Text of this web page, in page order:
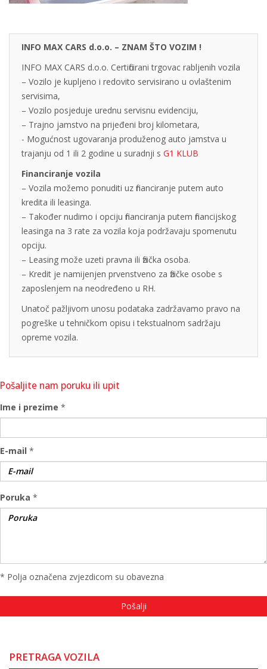
INFO MAX CARS d.o.o. – ZNAM ŠTO VOZIM !
INFO MAX CARS d.o.o. Certificirani trgovac rabljenih vozila
– Vozilo je kupljeno i redovito servisirano u ovlaštenim
servisima,
– Vozilo posjeduje urednu servisnu evidenciju,
– Trajno jamstvo na prijeđeni broj kilometara,
- Mogućnost ugovaranja produženog auto jamstva u
trajanju od 1 ili 2 godine u suradnji s G1 KLUB
Financiranje vozila
– Vozila možemo ponuditi uz financiranje putem auto
kredita ili leasinga.
– Također nudimo i opciju financiranja putem financijskog
leasinga na 3 rate za vozila koja podržavaju spomenutu
opciju.
– Leasing može uzeti pravna ili fizička osoba.
– Kredit je namijenjen prvenstveno za fizičke osobe s
zaposlenjem na neodređeno u RH.
Unatoč pažljivom unosu podataka zadržavamo pravo na
pogreške u tehničkom opisu i tekstualnom sadržaju
opreme vozila.
Pošaljite nam poruku ili upit
Ime i prezime *
E-mail *
Poruka *
* Polja označena zvjezdicom su obavezna
PRETRAGA VOZILA